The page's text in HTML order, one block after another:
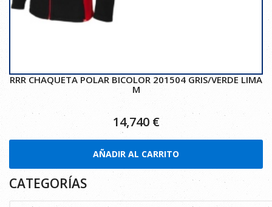
RRR CHAQUETA POLAR BICOLOR 201504 GRIS/VERDE LIMA
M
14,740 €
AÑADIR AL CARRITO
CATEGORÍAS